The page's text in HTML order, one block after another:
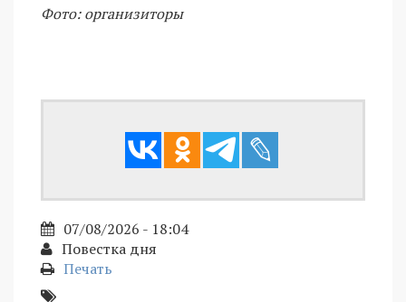
Фото: организиторы
07/08/2026 - 18:04
Повестка дня
Печать